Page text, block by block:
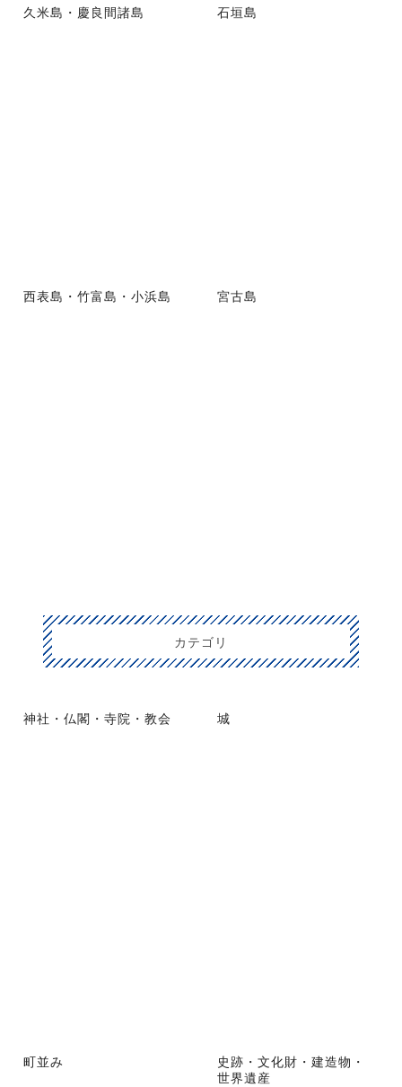
久米島・慶良間諸島 石垣島
西表島・竹富島・小浜島 宮古島
カテゴリ
神社・仏閣・寺院・教会 城
町並み
史跡・文化財・建造物・
世界遺産